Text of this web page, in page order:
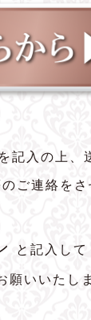
入の上、
ご連絡をさ
と記入して
願いいたし